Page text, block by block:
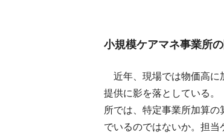
小規模ケアマネ事業所
近年、現場では物価高に
提供に影を落としている。
所では、特定事業所加算
でいるのではないか。担